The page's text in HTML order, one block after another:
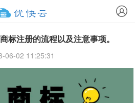
标注册的流程以及注意事项。
06-02 11:25:31